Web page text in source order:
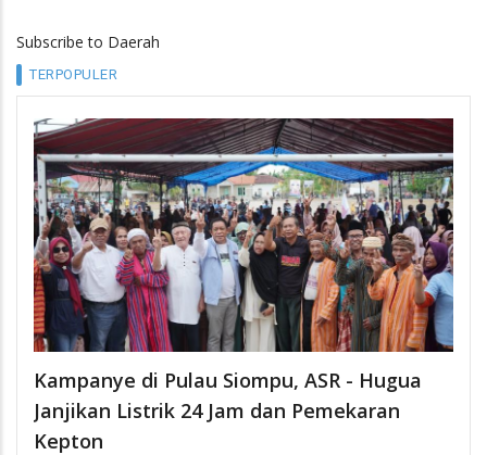
Subscribe to Daerah
TERPOPULER
Kampanye di Pulau Siompu, ASR - Hugua
Janjikan Listrik 24 Jam dan Pemekaran
Kepton